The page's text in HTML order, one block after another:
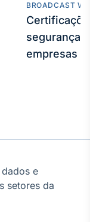
BROADCAST
segurança
empresas
e
setores da